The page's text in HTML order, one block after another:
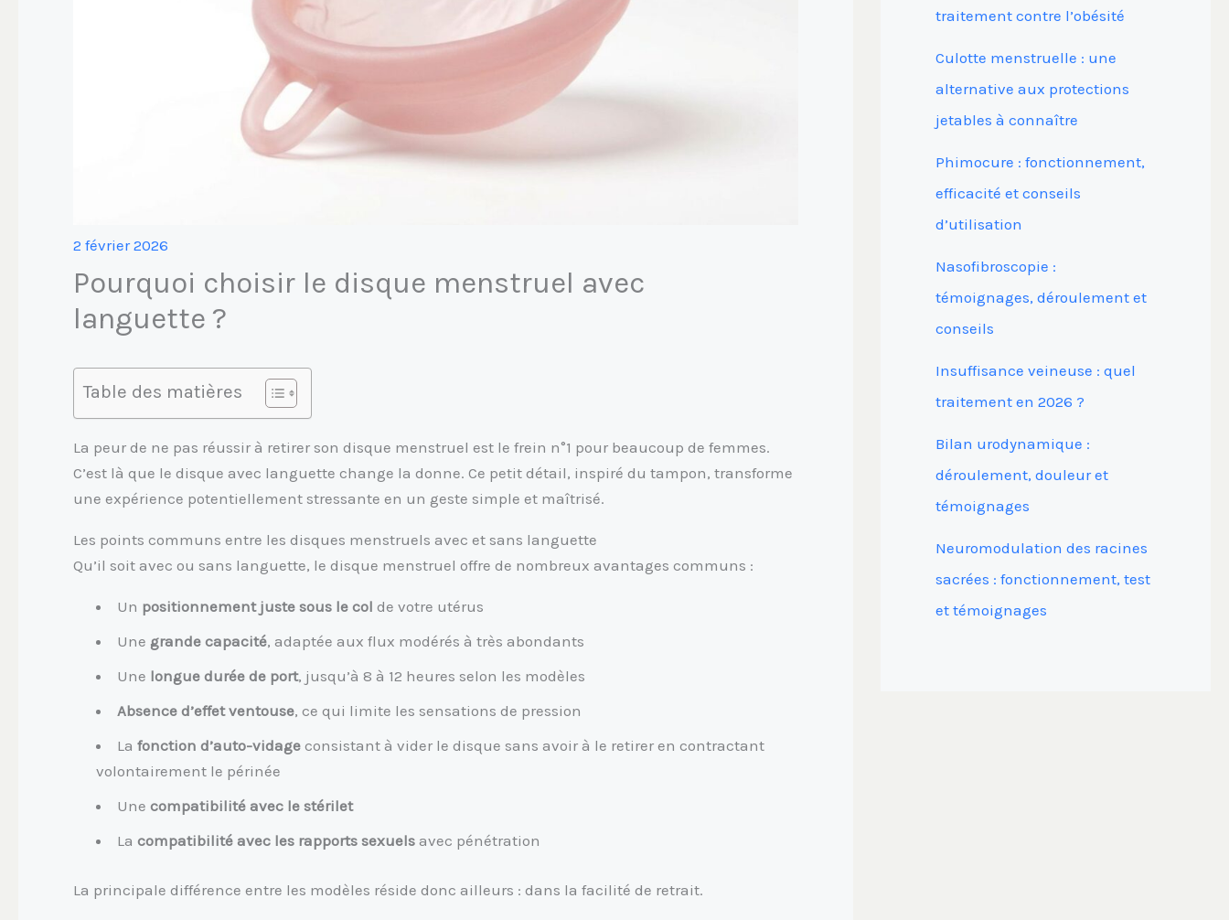
2 février 2026
Pourquoi choisir le disque menstruel avec
languette ?
Table des matières
La peur de ne pas réussir à retirer son disque menstruel est le frein n°1 pour beaucoup de femmes.
C’est là que le disque avec languette change la donne. Ce petit détail, inspiré du tampon, transforme
une expérience potentiellement stressante en un geste simple et maîtrisé.
Les points communs entre les disques menstruels avec et sans languette
Qu’il soit avec ou sans languette, le disque menstruel offre de nombreux avantages communs :
Un positionnement juste sous le col de votre utérus
Une grande capacité, adaptée aux flux modérés à très abondants
Une longue durée de port, jusqu’à 8 à 12 heures selon les modèles
Absence d’effet ventouse, ce qui limite les sensations de pression
La fonction d’auto-vidage consistant à vider le disque sans avoir à le retirer en contractant
volontairement le périnée
Une compatibilité avec le stérilet
La compatibilité avec les rapports sexuels avec pénétration
La principale différence entre les modèles réside donc ailleurs : dans la facilité de retrait.
traitement contre l’obésité
Culotte menstruelle : une
alternative aux protections
jetables à connaître
Phimocure : fonctionnement,
efficacité et conseils
d’utilisation
Nasofibroscopie :
témoignages, déroulement et
conseils
Insuffisance veineuse : quel
traitement en 2026 ?
Bilan urodynamique :
déroulement, douleur et
témoignages
Neuromodulation des racines
sacrées : fonctionnement, test
et témoignages